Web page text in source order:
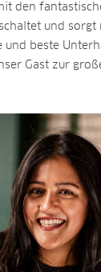
den
und
beste
Gast zur